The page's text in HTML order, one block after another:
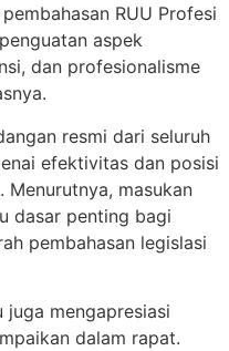
RUU Profesi
aspek
dan profesionalisme
resmi dari seluruh
efektivitas dan posisi
Menurutnya, masukan
dasar penting bagi
pembahasan legislasi
mengapresiasi
dalam rapat.